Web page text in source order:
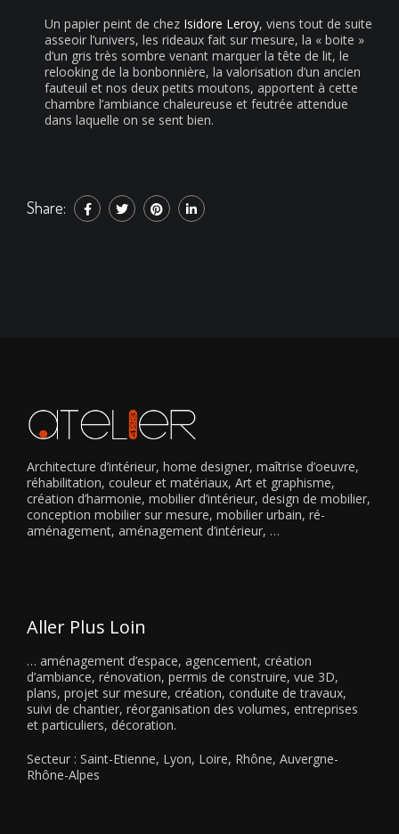
Un papier peint de chez Isidore Leroy, viens tout de suite
asseoir l’univers, les rideaux fait sur mesure, la « boite »
d’un gris très sombre venant marquer la tête de lit, le
relooking de la bonbonnière, la valorisation d’un ancien
fauteuil et nos deux petits moutons, apportent à cette
chambre l’ambiance chaleureuse et feutrée attendue
dans laquelle on se sent bien.
Share:
Architecture d’intérieur, home designer, maîtrise d’oeuvre,
réhabilitation, couleur et matériaux, Art et graphisme,
création d’harmonie, mobilier d’intérieur, design de mobilier,
conception mobilier sur mesure, mobilier urbain, ré-
aménagement, aménagement d’intérieur, …
Aller Plus Loin
… aménagement d’espace, agencement, création
d’ambiance, rénovation, permis de construire, vue 3D,
plans, projet sur mesure, création, conduite de travaux,
suivi de chantier, réorganisation des volumes, entreprises
et particuliers, décoration.
Secteur : Saint-Etienne, Lyon, Loire, Rhône, Auvergne-
Rhône-Alpes